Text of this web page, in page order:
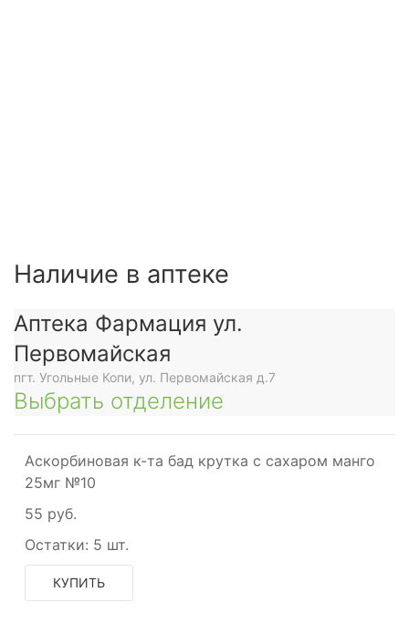
Наличие в аптеке
Аптека Фармация ул.
Первомайская
пгт. Угольные Копи, ул. Первомайская д.7
Выбрать отделение
Аскорбиновая к-та бад крутка с сахаром манго
25мг №10
55 руб.
Остатки: 5 шт.
КУПИТЬ